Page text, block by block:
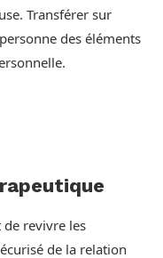
Transférer sur
des éléments
de revivre les
de la relation